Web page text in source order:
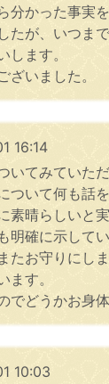
分かった事実
たが、いつま
します。
ざいました。
16:14
いてみていただ
ついて何も話
素晴らしいと実
明確に示して
たお守りにしま
ます。
でどうかお身
10:03